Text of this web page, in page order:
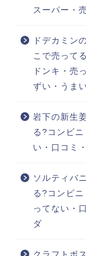
スーパー・
ドデカミン
こで売って
ドンキ・売
ずい・うま
岩下の新生
る?コンビ
い・口コミ
ソルティバ
る?コンビ
ってない・
ダ